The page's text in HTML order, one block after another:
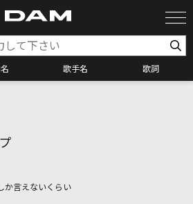
歌手名 歌詞
か言えないくらい